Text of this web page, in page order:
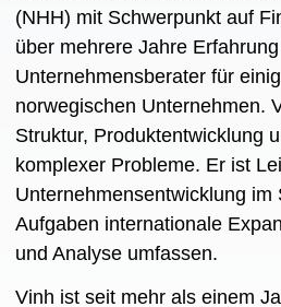
(NHH) mit Schwerpunkt auf
über mehrere Jahre
Unternehmensberater für
norwegischen Unternehmen.
Struktur, Produktentwicklung
komplexer Probleme. Er ist
Unternehmensentwicklung im
Aufgaben internationale
und Analyse umfassen.
Vinh ist seit mehr als einem